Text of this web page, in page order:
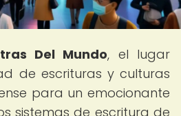
Del Mundo, el lugar
de escrituras y culturas
para un emocionante
sistemas de escritura de